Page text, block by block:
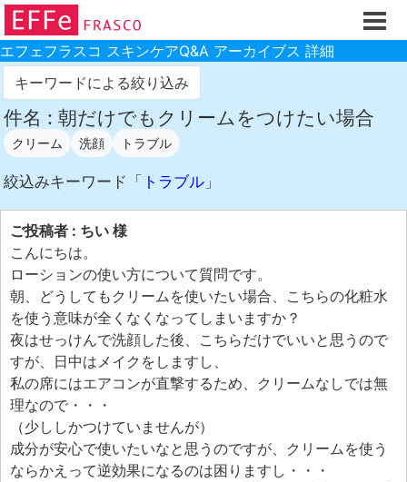
ホーム
ご注文フォーム
初回割引
製品のご案内
お買い物ガイド
スキンケアQ&Aアーカイブス
製品レビュー
スキンケア基礎講座
コスメ辞典 化粧品成分検索
ご購入履歴
ご登録情報
ご紹介(アフェリエイト)制度
エフェ研究所について
お問い合わせフォーム
エフェフラスコ スキンケアQ&A アーカイブス 詳細
キーワードによる絞り込み
件名 : 朝だけでもクリームをつけたい場合
クリーム 洗顔 トラブル
絞込みキーワード「 トラブル 」
ご投稿者 : ちい 様
こんにちは。
ローションの使い方について質問です。
朝、どうしてもクリームを使いたい場合、こちらの化粧水
を使う意味が全くなくなってしまいますか？
夜はせっけんで洗顔した後、こちらだけでいいと思うので
すが、日中はメイクをしますし、
私の席にはエアコンが直撃するため、クリームなしでは無
理なので・・・
（少ししかつけていませんが）
成分が安心で使いたいなと思うのですが、クリームを使う
ならかえって逆効果になるのは困りますし・・・